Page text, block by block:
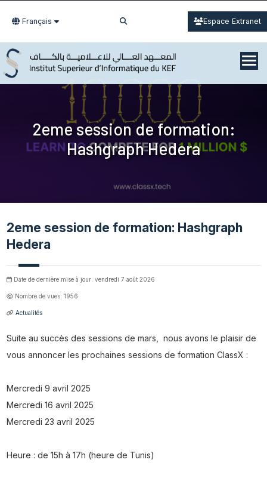
Français Espace Extranet
2eme session de formation:
Hashgraph Hedera
2eme session de formation: Hashgraph
Hedera
Date de dernière mise à jour: vendredi 7 août 2026
Nombre de vues: 1956
Actualités
Suite au succès des sessions de mars, nous avons le plaisir de
vous annoncer les prochaines sessions de formation ClassX :
Mercredi 9 avril 2025
Mercredi 16 avril 2025
Mercredi 23 avril 2025
Heure : de 15h à 17h (heure de Tunis)